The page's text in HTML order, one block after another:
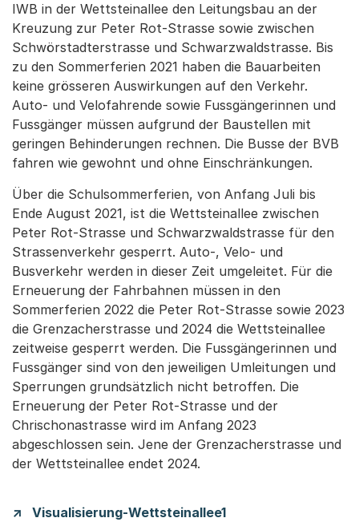
IWB in der Wettsteinallee den Leitungsbau an der
Kreuzung zur Peter Rot-Strasse sowie zwischen
Schwörstadterstrasse und Schwarzwaldstrasse. Bis
zu den Sommerferien 2021 haben die Bauarbeiten
keine grösseren Auswirkungen auf den Verkehr.
Auto- und Velofahrende sowie Fussgängerinnen und
Fussgänger müssen aufgrund der Baustellen mit
geringen Behinderungen rechnen. Die Busse der BVB
fahren wie gewohnt und ohne Einschränkungen.
Über die Schulsommerferien, von Anfang Juli bis
Ende August 2021, ist die Wettsteinallee zwischen
Peter Rot-Strasse und Schwarzwaldstrasse für den
Strassenverkehr gesperrt. Auto-, Velo- und
Busverkehr werden in dieser Zeit umgeleitet. Für die
Erneuerung der Fahrbahnen müssen in den
Sommerferien 2022 die Peter Rot-Strasse sowie 2023
die Grenzacherstrasse und 2024 die Wettsteinallee
zeitweise gesperrt werden. Die Fussgängerinnen und
Fussgänger sind von den jeweiligen Umleitungen und
Sperrungen grundsätzlich nicht betroffen. Die
Erneuerung der Peter Rot-Strasse und der
Chrischonastrasse wird im Anfang 2023
abgeschlossen sein. Jene der Grenzacherstrasse und
der Wettsteinallee endet 2024.
Visualisierung-Wettsteinallee1